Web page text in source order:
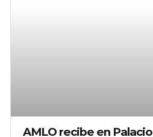
AMLO recibe en